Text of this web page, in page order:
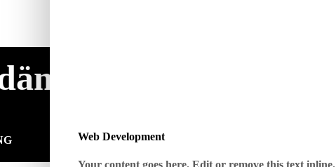
Web Development
Your content goes here. Edit or remove this text inline.